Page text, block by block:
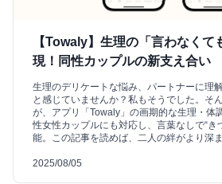
【Towaly】生理の「言わなくて
現！同性カップルの新支え合い
生理のデリケートな悩み、パートナーに理
と感じていませんか？私もそうでした。そ
が、アプリ「Towaly」の画期的な生理・体
性女性カップルにも対応し、言葉なしで“き
能。この記事を読めば、二人の絆がより深
2025/08/05